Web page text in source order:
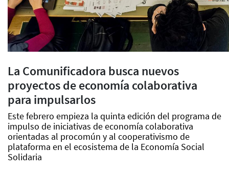
La Comunificadora busca nuevos
proyectos de economía colaborativa
para impulsarlos
Este febrero empieza la quinta edición del programa de
impulso de iniciativas de economía colaborativa
orientadas al procomún y al cooperativismo de
plataforma en el ecosistema de la Economía Social
Solidaria